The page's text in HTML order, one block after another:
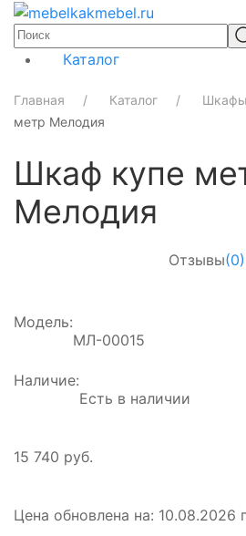
Каталог
Главная Каталог
метр Мелодия
Шкаф купе
Мелодия
Отзывы(0)
Модель:
МЛ-00015
Наличие:
Есть в наличии
15 740 руб.
Цена обновлена на: 10.08.2026